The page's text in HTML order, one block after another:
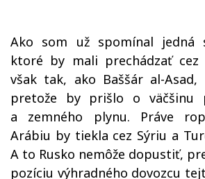
Ako som už spomínal jedná
ktoré by mali prechádzať cez
však tak, ako Baššár al-
pretože by prišlo o väčšinu
a zemného plynu. Práve
Arábiu by tiekla cez Sýriu a
A to Rusko nemôže dopustiť,
pozíciu výhradného dovozcu